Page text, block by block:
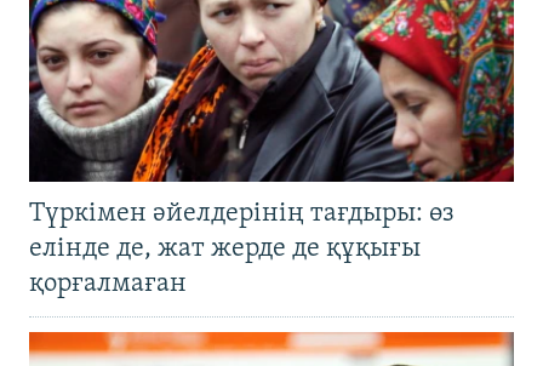
Түркімен әйелдерінің тағдыры: өз
елінде де, жат жерде де құқығы
қорғалмаған